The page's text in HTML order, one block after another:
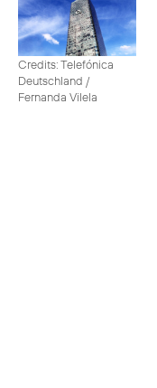
Credits: Telefónica
Deutschland /
Fernanda Vilela